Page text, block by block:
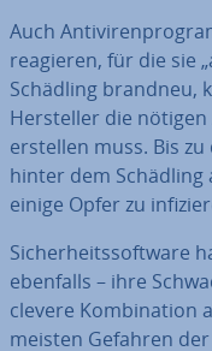
Auch
reagieren, für die sie
Schädling brandneu,
Her­stel­ler die
erstellen muss. Bis
hinter dem Schädling
einige Opfer zu
Si­cher­heits­soft­ware
ebenfalls – ihre
clevere Kom­bi­na­ti­on
meisten Gefahren